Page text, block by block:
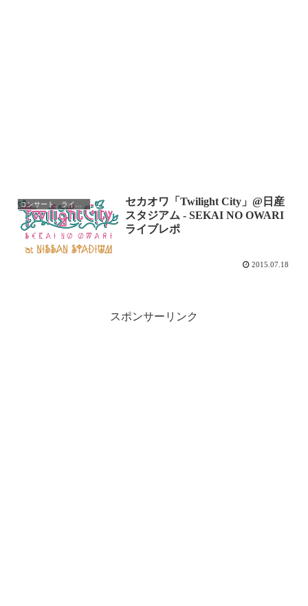
コンサート、ライブレポ
セカオワ「Twilight City」@日産
スタジアム ‐ SEKAI NO OWARI
ライブレポ
2015.07.18
スポンサーリンク